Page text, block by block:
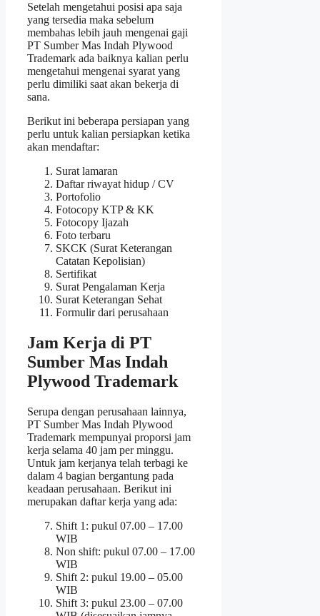
Setelah mengetahui posisi apa saja
yang tersedia maka sebelum
membahas lebih jauh mengenai gaji
PT Sumber Mas Indah Plywood
Trademark ada baiknya kalian perlu
mengetahui mengenai syarat yang
perlu dimiliki saat akan bekerja di
sana.
Berikut ini beberapa persiapan yang
perlu untuk kalian persiapkan ketika
akan mendaftar:
Surat lamaran
Daftar riwayat hidup / CV
Portofolio
Fotocopy KTP & KK
Fotocopy Ijazah
Foto terbaru
SKCK (Surat Keterangan
Catatan Kepolisian)
Sertifikat
Surat Pengalaman Kerja
Surat Keterangan Sehat
Formulir dari perusahaan
Jam Kerja di PT
Sumber Mas Indah
Plywood Trademark
Serupa dengan perusahaan lainnya,
PT Sumber Mas Indah Plywood
Trademark mempunyai proporsi jam
kerja selama 40 jam per minggu.
Untuk jam kerjanya telah terbagi ke
dalam 4 bagian bergantung pada
keadaan perusahaan. Berikut ini
merupakan daftar kerja yang ada:
Shift 1: pukul 07.00 – 17.00
WIB
Non shift: pukul 07.00 – 17.00
WIB
Shift 2: pukul 19.00 – 05.00
WIB
Shift 3: pukul 23.00 – 07.00